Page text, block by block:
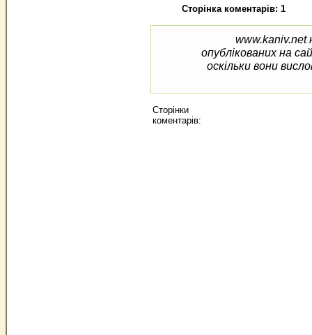
Сторінка коментарів: 1
www.kaniv.net
опублікованих на
оскільки вони
Сторінки
коментарів: